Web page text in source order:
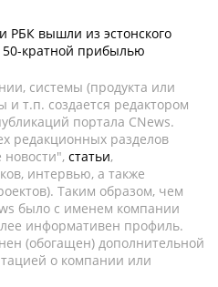
РБК вышли из эстонского
50-кратной прибылью
системы (продукта или
и т.п. создается редактором
портала CNews.
редакционных разделов
статьи,
интервью, а также
Таким образом, чем
было с именем компании
информативен профиль.
(обогащен) дополнительной
о компании или